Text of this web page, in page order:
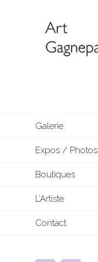
Galerie
Expos / Photos
Boutiques
L’Artiste
Contact